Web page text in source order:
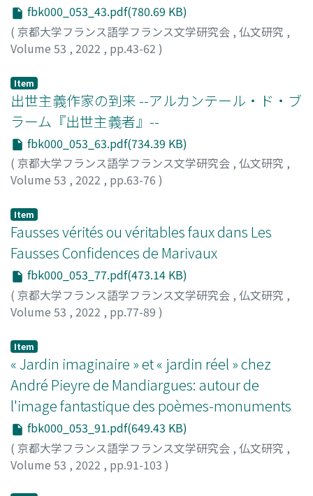
fbk000_053_43.pdf(780.69 KB)
( 京都大学フランス語学フランス文学研究会 , 仏文研究 ,
Volume 53 , 2022 , pp.43-62 )
Item
出世主義作家の到来 --アルカンテール・ド・ブ
ラーム『出世主義者』--
fbk000_053_63.pdf(734.39 KB)
( 京都大学フランス語学フランス文学研究会 , 仏文研究 ,
Volume 53 , 2022 , pp.63-76 )
Item
Fausses vérités ou véritables faux dans Les
Fausses Confidences de Marivaux
fbk000_053_77.pdf(473.14 KB)
( 京都大学フランス語学フランス文学研究会 , 仏文研究 ,
Volume 53 , 2022 , pp.77-89 )
Item
« Jardin imaginaire » et « jardin réel » chez
André Pieyre de Mandiargues: autour de
l'image fantastique des poèmes-monuments
fbk000_053_91.pdf(649.43 KB)
( 京都大学フランス語学フランス文学研究会 , 仏文研究 ,
Volume 53 , 2022 , pp.91-103 )